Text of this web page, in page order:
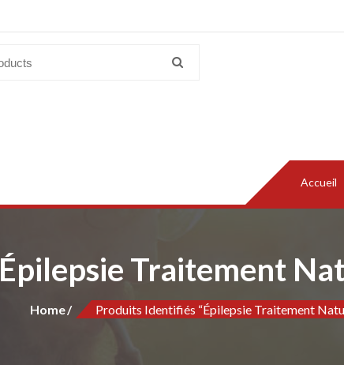
Accueil
Épilepsie Traitement
Home Produits Identifiés “Épilepsie Traitement